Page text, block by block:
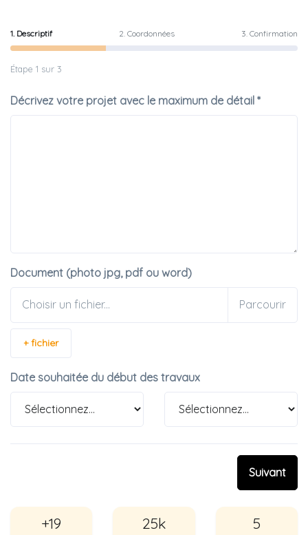
1. Descriptif 2. Coordonnées 3. Confirmation
Étape 1 sur 3
Décrivez votre projet avec le maximum de détail *
Document (photo jpg, pdf ou word)
Choisir un fichier...
+ fichier
Date souhaitée du début des travaux
Suivant
+19 25k 5